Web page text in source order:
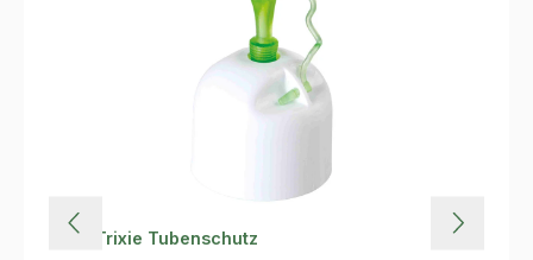
Trixie Tubenschutz